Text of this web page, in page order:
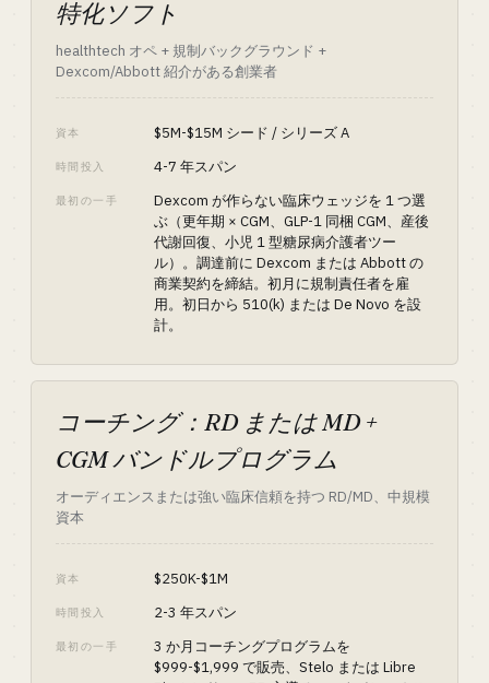
特化ソフト
healthtech オペ + 規制バックグラウンド +
Dexcom/Abbott 紹介がある創業者
資本 $5M-$15M シード / シリーズ A
時間投入 4-7 年スパン
最初の一手
Dexcom が作らない臨床ウェッジを 1 つ選
ぶ（更年期 × CGM、GLP-1 同梱 CGM、産後
代謝回復、小児 1 型糖尿病介護者ツー
ル）。調達前に Dexcom または Abbott の
商業契約を締結。初月に規制責任者を雇
用。初日から 510(k) または De Novo を設
計。
コーチング：RD または MD +
CGM バンドルプログラム
オーディエンスまたは強い臨床信頼を持つ RD/MD、中規模
資本
資本 $250K-$1M
時間投入 2-3 年スパン
最初の一手
3 か月コーチングプログラムを
$999-$1,999 で販売、Stelo または Libre